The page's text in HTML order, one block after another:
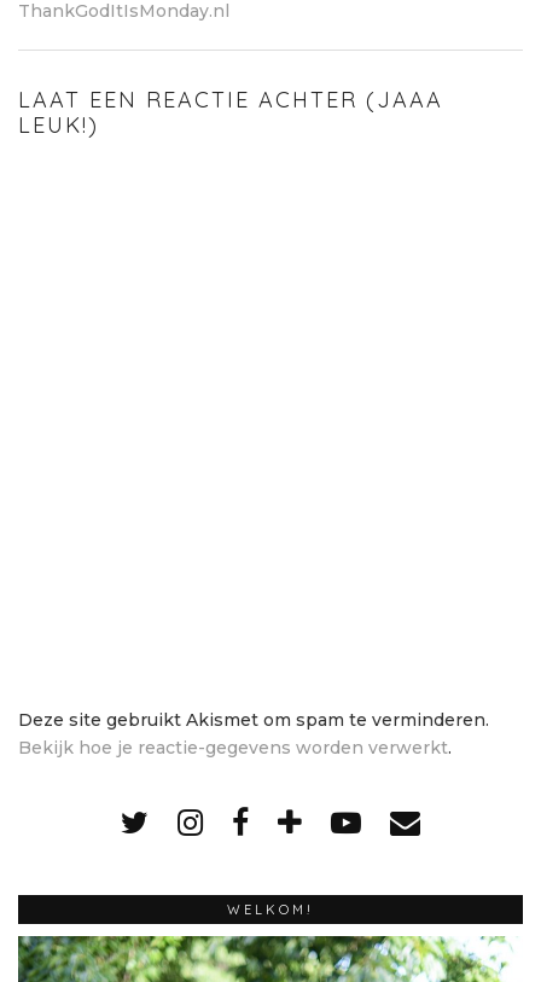
ThankGodItIsMonday.nl
LAAT EEN REACTIE ACHTER (JAAA
LEUK!)
Deze site gebruikt Akismet om spam te verminderen.
Bekijk hoe je reactie-gegevens worden verwerkt.
WELKOM!